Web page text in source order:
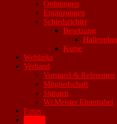
Ordnungen
Ergänzungen
Schiedsrichter
Besetzung
Hallenplan
Kurse
Weblinks
Verband
Vorstand & Referenten
Mitgliedschaft
Statuten
Wr.Meister Ehrentabel
Fotos